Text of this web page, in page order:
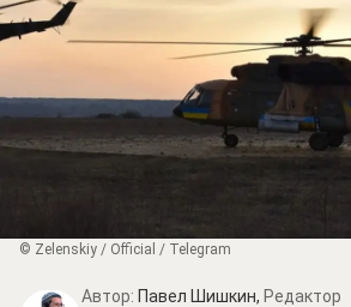
© Zеlеnskiу / Оfficiаl / Telegram
Автор: Павел Шишкин, Редактор